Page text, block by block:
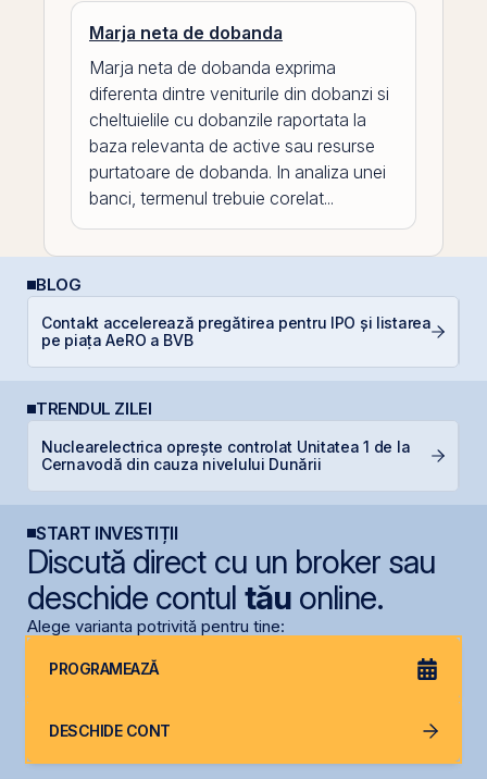
Marja neta de dobanda
Marja neta de dobanda exprima
diferenta dintre veniturile din dobanzi si
cheltuielile cu dobanzile raportata la
baza relevanta de active sau resurse
purtatoare de dobanda. In analiza unei
banci, termenul trebuie corelat...
BLOG
Contakt accelerează pregătirea pentru IPO și listarea
pe piața AeRO a BVB
TRENDUL ZILEI
Nuclearelectrica oprește controlat Unitatea 1 de la
Cernavodă din cauza nivelului Dunării
START INVESTIȚII
Discută direct cu un broker sau
deschide contul tăuonline.
Alege varianta potrivită pentru tine:
PROGRAMEAZĂ
DESCHIDE CONT